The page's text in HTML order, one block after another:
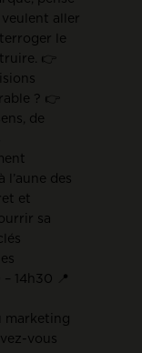
aller
le
👉
? 👉
de
des
et
sa
14h30 📍
marketing
vous